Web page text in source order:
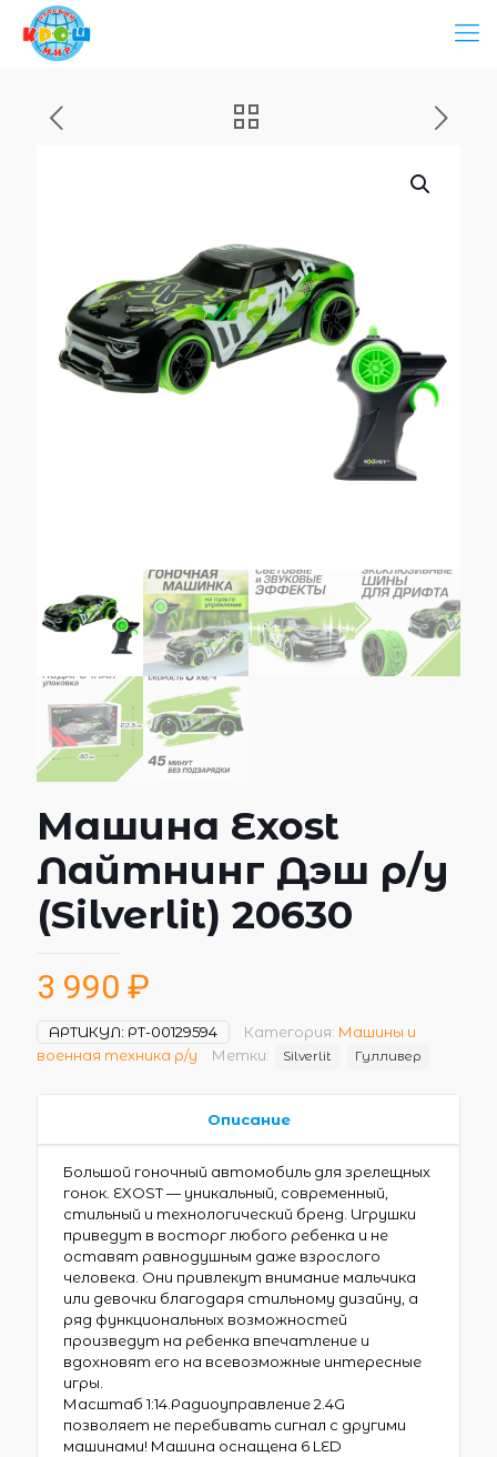
Машина Exost
Лайтнинг Дэш р/у
(Silverlit) 20630
3 990 ₽
АРТИКУЛ: РТ-00129594 Категория: Машины и
военная техника р/у
Метки: Silverlit Гулливер
Описание
Большой гоночный автомобиль для зрелещных
гонок. EXOST — уникальный, современный,
стильный и технологический бренд. Игрушки
приведут в восторг любого ребенка и не
оставят равнодушным даже взрослого
человека. Они привлекут внимание мальчика
или девочки благодаря стильному дизайну, а
ряд функциональных возможностей
произведут на ребенка впечатление и
вдохновят его на всевозможные интересные
игры.
Масштаб 1:14.Радиоуправление 2.4G
позволяет не перебивать сигнал с другими
машинами! Машина оснащена 6 LED